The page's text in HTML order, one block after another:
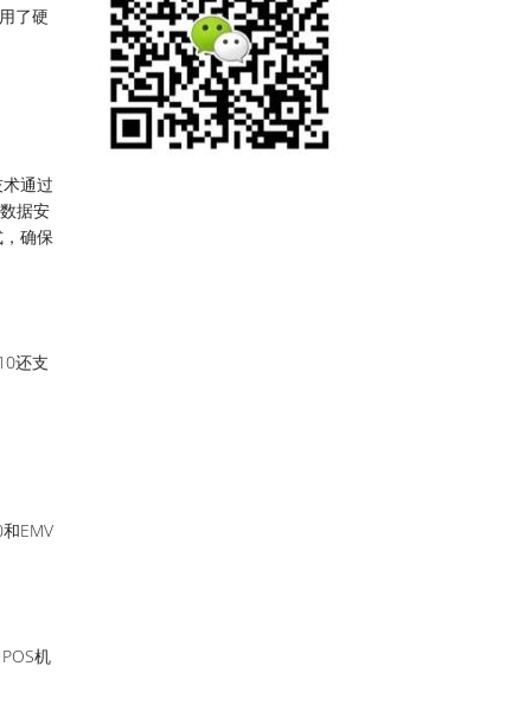
了硬
通过
据安
确保
还支
EMV
机